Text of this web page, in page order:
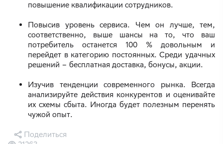
повышение квалификации сотрудников.
Повысив уровень сервиса. Чем он лучше, тем,
соответственно, выше шансы на то, что ваш
потребитель останется 100 % довольным и
перейдет в категорию постоянных. Среди удачных
решений – бесплатная доставка, бонусы, акции.
Изучив тенденции современного рынка. Всегда
анализируйте действия конкурентов и оценивайте
их схемы сбыта. Иногда будет полезным перенять
чужой опыт.
Поделиться